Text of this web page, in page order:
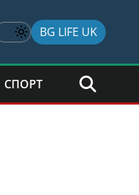
BG LIFE UK
СПОРТ